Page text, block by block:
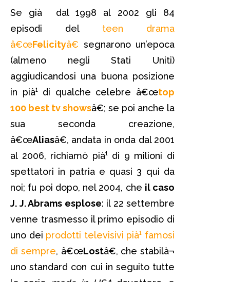
Se già dal 1998 al 2002 gli 84
episodi del teen drama
â€œFelicityâ€ segnarono un’epoca
(almeno negli Stati Uniti)
aggiudicandosi una buona posizione
in pià¹ di qualche celebre â€œtop
100 best tv showsâ€; se poi anche la
sua seconda creazione,
â€œAliasâ€, andata in onda dal 2001
al 2006, richiamò pià¹ di 9 milioni di
spettatori in patria e quasi 3 qui da
noi; fu poi dopo, nel 2004, che il caso
J. J. Abrams esplose: il 22 settembre
venne trasmesso il primo episodio di
uno dei prodotti televisivi pià¹ famosi
di sempre, â€œLostâ€, che stabilà¬
uno standard con cui in seguito tutte